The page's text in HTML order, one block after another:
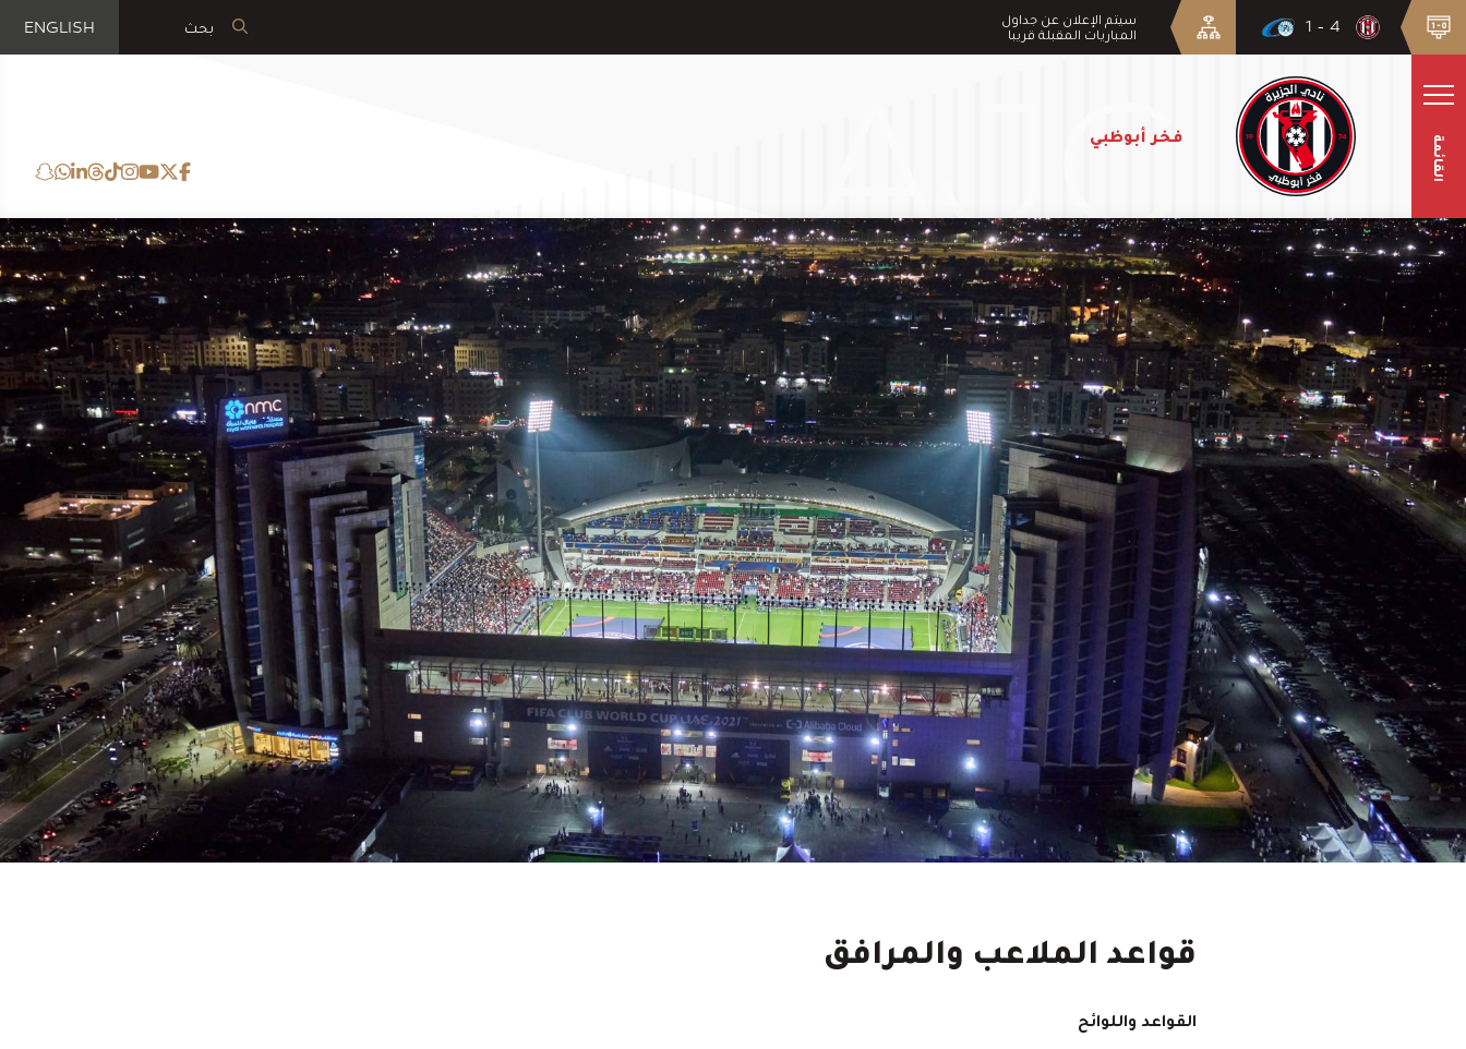
4 - 1
سيتم الإعلان عن جداول
المباريات المقبلة قريبا
ENGLISH
فخر أبوظبي القائمة
قواعد الملاعب والمرافق
القواعد واللوائح